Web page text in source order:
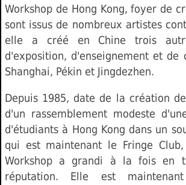
Workshop de Hong Kong, foyer de
sont issus de nombreux artistes
elle a créé en Chine trois
d'exposition, d'enseignement et de
Shanghai, Pékin et Jingdezhen.
Depuis 1985, date de la création
d'un rassemblement modeste
d'étudiants à Hong Kong dans un
qui est maintenant le Fringe
Workshop a grandi à la fois en
réputation. Elle est